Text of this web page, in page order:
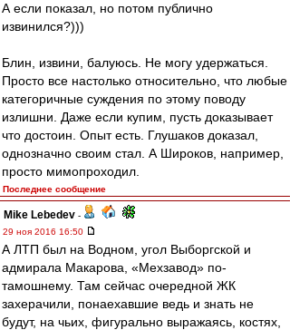
А если показал, но потом публично
извинился?)))
Блин, извини, балуюсь. Не могу удержаться.
Просто все настолько относительно, что любые
категоричные суждения по этому поводу
излишни. Даже если купим, пусть доказывает
что достоин. Опыт есть. Глушаков доказал,
однозначно своим стал. А Широков, например,
просто мимопроходил.
Последнее сообщение
Mike Lebedev -
29 ноя 2016 16:50
А ЛТП был на Водном, угол Выборгской и
адмирала Макарова, «Мехзавод» по-
тамошнему. Там сейчас очередной ЖК
захерачили, понаехавшие ведь и знать не
будут, на чьих, фигурально выражаясь, костях,